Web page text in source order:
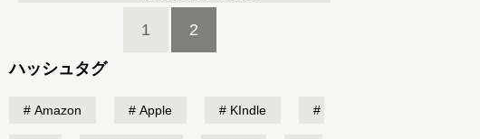
1 2
ハッシュタグ
Amazon Apple KIndle